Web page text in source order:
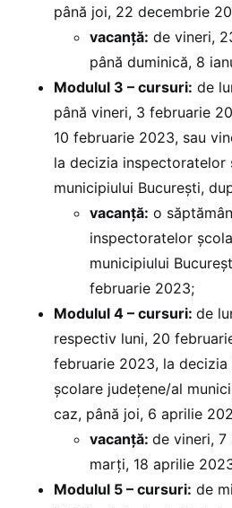
până joi, 22 decembrie
vacanță: de vineri,
până duminică, 8
Modulul 3 – cursuri: de
până vineri, 3 februarie
10 februarie 2023, sau
la decizia inspectoratelor
municipiului București,
vacanță: o
inspectoratelor
municipiului
februarie 2023;
Modulul 4 – cursuri: de
respectiv luni, 20
februarie 2023, la
școlare județene/al
caz, până joi, 6 aprilie
vacanță: de vineri, 7
marți, 18 aprilie
Modulul 5 – cursuri: de